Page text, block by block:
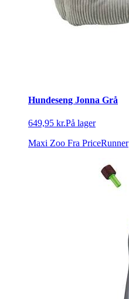
Hundeseng Jonna Grå
649,95 kr.På lager
Maxi Zoo Fra PriceRunner